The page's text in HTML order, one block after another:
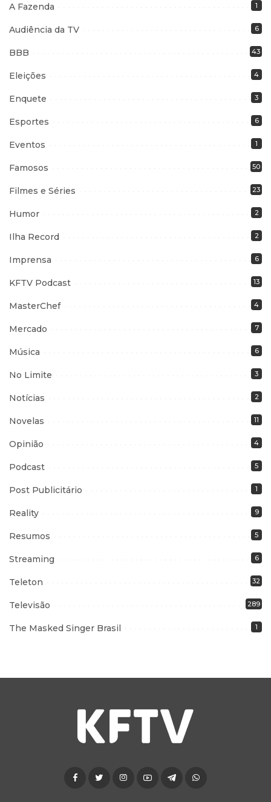
A Fazenda 1
Audiência da TV 6
BBB 43
Eleições 4
Enquete 3
Esportes 6
Eventos 1
Famosos 50
Filmes e Séries 23
Humor 2
Ilha Record 2
Imprensa 6
KFTV Podcast 13
MasterChef 4
Mercado 7
Música 6
No Limite 3
Notícias 2
Novelas 11
Opinião 4
Podcast 5
Post Publicitário 1
Reality 9
Resumos 5
Streaming 6
Teleton 32
Televisão 289
The Masked Singer Brasil 1